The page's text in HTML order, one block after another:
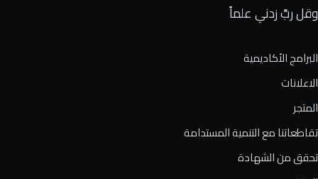
وقل ربِّ زدني علماً
البرامج الأكاديمية
الاعلانات
المتجر
تقاطعاتنا مع التنمية المستدامة
تحقق من الشهادة